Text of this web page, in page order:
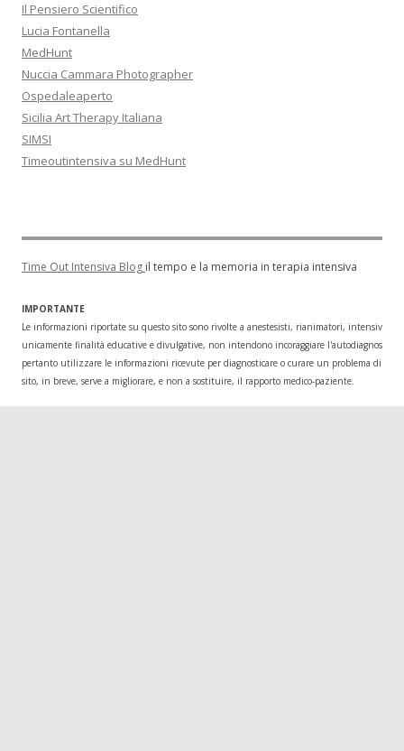
Il Pensiero Scientifico
Lucia Fontanella
MedHunt
Nuccia Cammara Photographer
Ospedaleaperto
Sicilia Art Therapy Italiana
SIMSI
Timeoutintensiva su MedHunt
Time Out Intensiva Blog il tempo e la memoria in terapia intensiva
IMPORTANTE
Le informazioni riportate su questo sito sono rivolte a anestesisti, rianimatori,
unicamente finalità educative e divulgative, non intendono incoraggiare l'autodiagnosi o
pertanto utilizzare le informazioni ricevute per diagnosticare o curare un problema di
sito, in breve, serve a migliorare, e non a sostituire, il rapporto medico-paziente.